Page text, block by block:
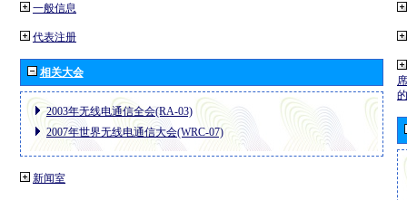
一般信息
代表注册
相关大会
2003年无线电通信全会(RA-03)
2007年世界无线电通信大会(WRC-07)
新闻室